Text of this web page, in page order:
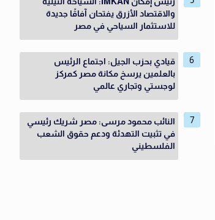
والاقتصاد الأزرق يفتحان آفاقًا جديدة
للاستثمار السياحي في مصر
قيادي بحزب الجيل: اجتماع الرئيس
بالعلمين يرسخ مكانة مصر كمركز
لوجستي وتجاري عالمي
النائب محمود مرسى: مصر شريك رئيسي
في تثبيت التهدئة ودعم حقوق الشعب
الفلسطيني